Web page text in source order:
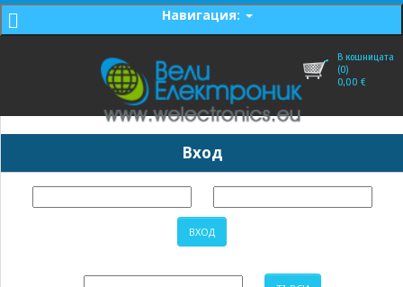
Навигация:
В кошницата
(0)
0,00 €
Вход